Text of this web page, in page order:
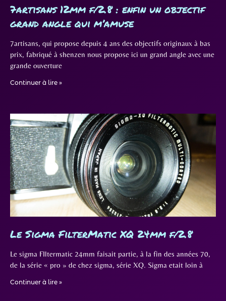
7artisans 12mm f/2.8 : enfin un objectif
grand angle qui m’amuse
7artisans, qui propose depuis 4 ans des objectifs originaux à bas
prix, fabriqué à shenzen nous propose ici un grand angle avec une
grande ouverture
Continuer à lire »
Le Sigma FilterMatic XQ 24mm f/2.8
Le sigma FIltermatic 24mm faisait partie, à la fin des années 70,
de la série « pro » de chez sigma, série XQ. Sigma etait loin à
Continuer à lire »